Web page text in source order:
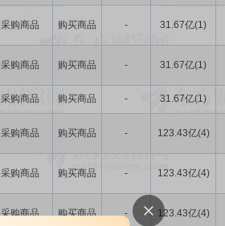
采购商品 购买商品 - 31.67亿(1)
采购商品 购买商品 - 31.67亿(1)
采购商品 购买商品 - 31.67亿(1)
采购商品 购买商品 - 123.43亿(4)
采购商品 购买商品 - 123.43亿(4)
采购商品 购买商品 - 123.43亿(4)